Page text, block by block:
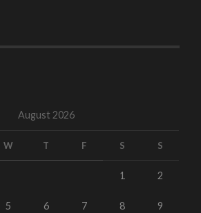
August 2026
W T F S S
1 2
5 6 7 8 9